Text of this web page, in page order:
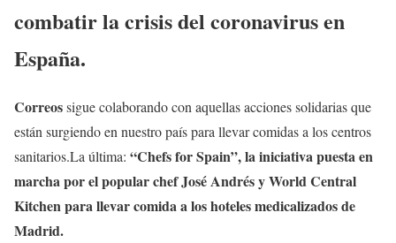
combatir la crisis del coronavirus en
España.
Correossigue colaborando con aquellas acciones solidarias que
están surgiendo en nuestro país para llevar comidas a los centros
sanitarios.La última: “Chefs for Spain”, la iniciativa puesta en
marcha por el popular chef José Andrés y World Central
Kitchen para llevar comida a los hoteles medicalizados de
Madrid.